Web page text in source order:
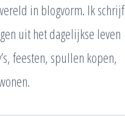
in blogvorm. Ik schrijf
uit het dagelijkse leven
feesten, spullen kopen,